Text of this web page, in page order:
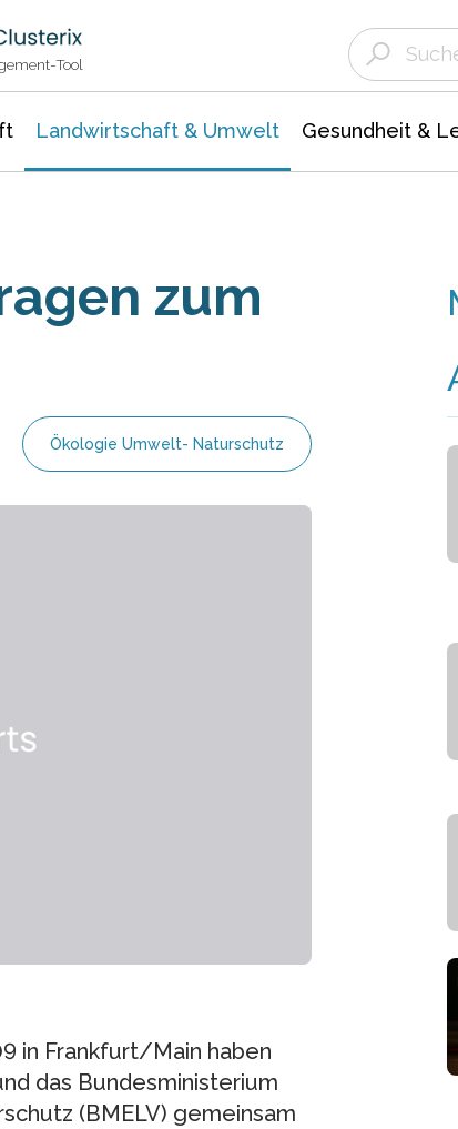
Tool
Landwirtschaft & Umwelt Gesundheit &
zum
Ökologie Umwelt- Naturschutz
in Frankfurt/Main haben
das Bundesministerium
(BMELV) gemeinsam